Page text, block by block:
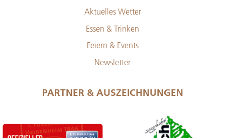
Aktuelles Wetter
Essen & Trinken
Feiern & Events
Newsletter
PARTNER & AUSZEICHNUNGEN